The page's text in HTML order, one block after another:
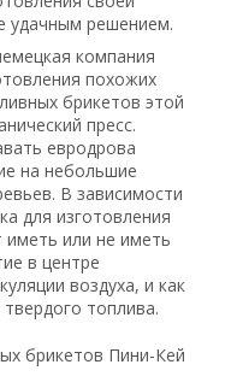
удачным решением.
компания
похожих
брикетов этой
пресс.
евродрова
на небольшие
В зависимости
для изготовления
иметь или не иметь
в центре
воздуха, и как
топлива.
брикетов Пини-Кей